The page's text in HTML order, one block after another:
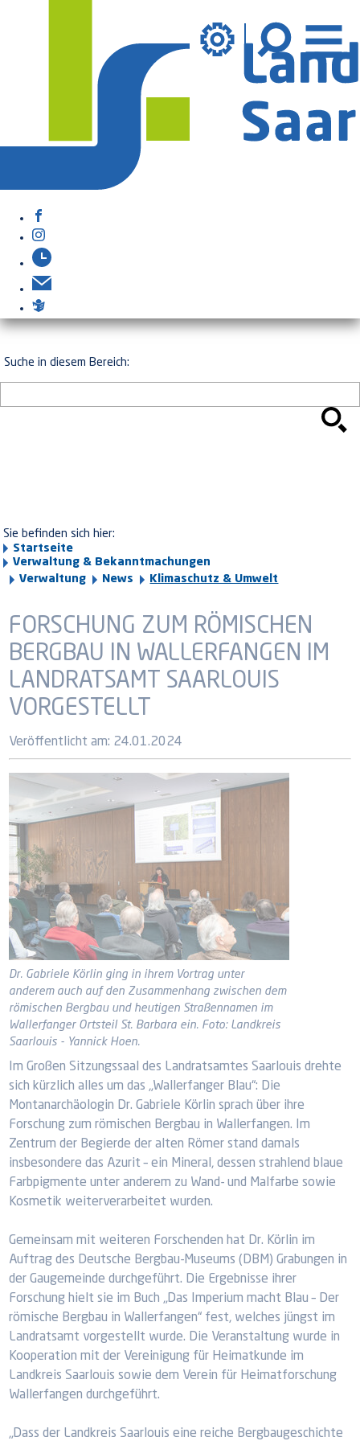
Suche in diesem Bereich:
Sie befinden sich hier:
Startseite
Verwaltung & Bekanntmachungen
Verwaltung
News Klimaschutz & Umwelt
FORSCHUNG ZUM RÖMISCHEN
BERGBAU IN WALLERFANGEN IM
LANDRATSAMT SAARLOUIS
VORGESTELLT
Veröffentlicht am: 24.01.2024
Dr. Gabriele Körlin ging in ihrem Vortrag unter
anderem auch auf den Zusammenhang zwischen dem
römischen Bergbau und heutigen Straßennamen im
Wallerfanger Ortsteil St. Barbara ein. Foto: Landkreis
Saarlouis - Yannick Hoen.
Im Großen Sitzungssaal des Landratsamtes Saarlouis drehte
sich kürzlich alles um das „Wallerfanger Blau“: Die
Montanarchäologin Dr. Gabriele Körlin sprach über ihre
Forschung zum römischen Bergbau in Wallerfangen. Im
Zentrum der Begierde der alten Römer stand damals
insbesondere das Azurit – ein Mineral, dessen strahlend blaue
Farbpigmente unter anderem zu Wand- und Malfarbe sowie
Kosmetik weiterverarbeitet wurden.
Gemeinsam mit weiteren Forschenden hat Dr. Körlin im
Auftrag des Deutsche Bergbau-Museums (DBM) Grabungen in
der Gaugemeinde durchgeführt. Die Ergebnisse ihrer
Forschung hielt sie im Buch „Das Imperium macht Blau – Der
römische Bergbau in Wallerfangen“ fest, welches jüngst im
Landratsamt vorgestellt wurde. Die Veranstaltung wurde in
Kooperation mit der Vereinigung für Heimatkunde im
Landkreis Saarlouis sowie dem Verein für Heimatforschung
Wallerfangen durchgeführt.
„Dass der Landkreis Saarlouis eine reiche Bergbaugeschichte